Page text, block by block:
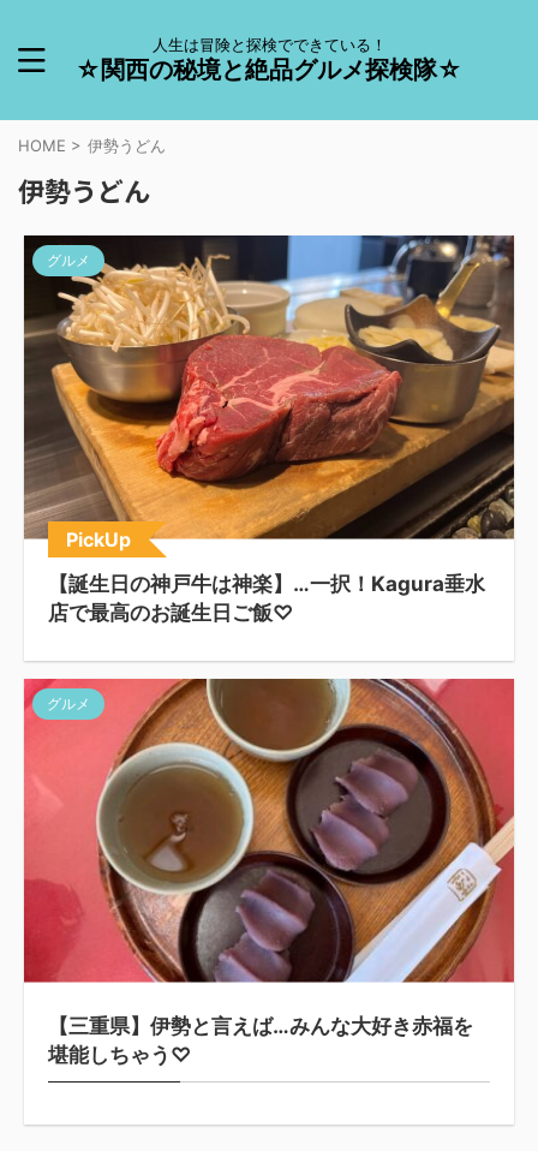
人生は冒険と探検でできている！
☆関西の秘境と絶品グルメ探検隊☆
HOME > 伊勢うどん
伊勢うどん
グルメ
PickUp
【誕生日の神戸牛は神楽】…一択！Kagura垂水
店で最高のお誕生日ご飯♡
グルメ
【三重県】伊勢と言えば…みんな大好き赤福を
堪能しちゃう♡